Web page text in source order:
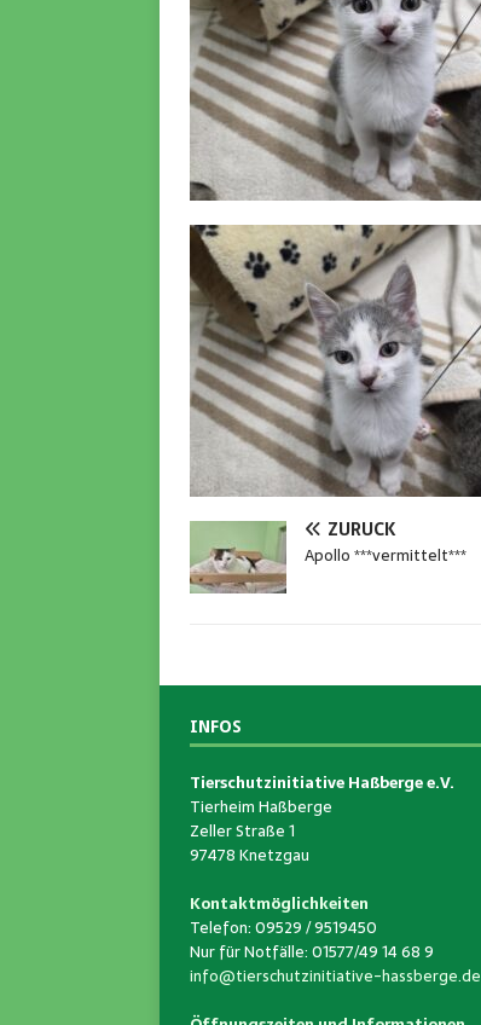
ZURÜCK
Apollo ***vermittelt***
INFOS
Tierschutzinitiative Haßberge e.V.
Tierheim Haßberge
Zeller Straße 1
97478 Knetzgau
Kontaktmöglichkeiten
Telefon: 09529 / 9519450
Nur für Notfälle: 01577/49 14 68 9
info@tierschutzinitiative-hassberge.de